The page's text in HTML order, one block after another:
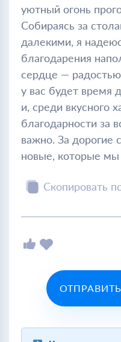
уютный огонь
Собираясь за
далекими, я
благодарения
сердце —
у вас будет время
и, среди вкусного
благодарности за
важно. За дорогие
новые, которые мы
Скопировать